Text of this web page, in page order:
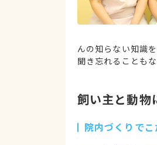
んの知らない知識
聞き忘れることも
飼い主と動物
院内づくりで